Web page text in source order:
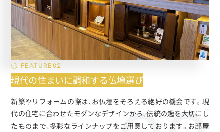
FEATURE02
現代の住まいに調和する仏壇選び
新築やリフォームの際は、お仏壇をそろえる絶好の機会です。現
代の住宅に合わせたモダンなデザインから、伝統の趣を大切にし
たものまで、多彩なラインナップをご用意しております。お部屋